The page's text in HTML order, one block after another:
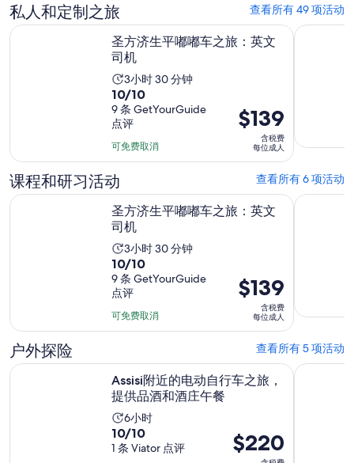
时
分，
3
条
点
评
成
人
私人和定制之旅 查看所有 49 项活动
圣方济生平嘟嘟车之旅：英文
司机
活
动
时
长
为
3
时
30
分
钟
3小时 30 分钟
10.0
分，
满
分
10
分，
9
条
点
评
10/10
9 条 GetYourGuide
点评
可免费取消
价
格
$139
位
成
$139
含税费
每位成人
圣方济生平嘟嘟车之旅：英文司机 在新标签页中打开1天教皇
课程和研习活动 查看所有 6 项活动
圣方济生平嘟嘟车之旅：英文
司机
活
动
时
长
为
3
时
30
分
钟
3小时 30 分钟
10.0
分，
满
分
10
9
条
点
评
10/10
9 条 GetYourGuide
点评
可免费取消
价
格
$139
位
成
$139
含税费
每位成人
圣方济生平嘟嘟车之旅：英文司机 在新标签页中打开在阿西西
户外探险 查看所有 5 项活动
Assisi附近的电动自行车之旅，
提供品酒和酒庄午餐
活
动
时
6小时
10.0
分，
10/10
1 条 Viator 点评
价
格
$220
Assisi附近的电动自行车之旅，提供品酒和酒庄午餐在新标签
Spello电